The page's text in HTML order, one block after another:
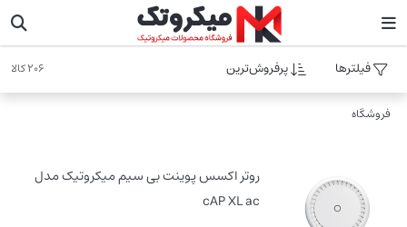
فیلترها پرفروش‌ترین 206 کالا
فروشگاه
روتر اکسس پوینت بی سیم میکروتیک مدل
cAP XL ac